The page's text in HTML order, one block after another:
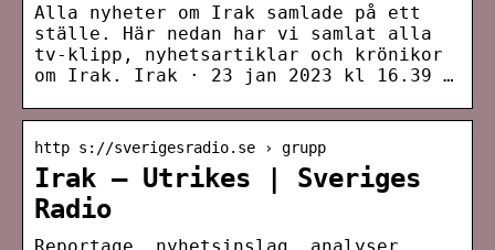
Alla nyheter om Irak samlade på ett
ställe. Här nedan har vi samlat alla
tv-klipp, nyhetsartiklar och krönikor
om Irak. Irak · 23 jan 2023 kl 16.39 …
http s://sverigesradio.se › grupp
Irak – Utrikes | Sveriges
Radio